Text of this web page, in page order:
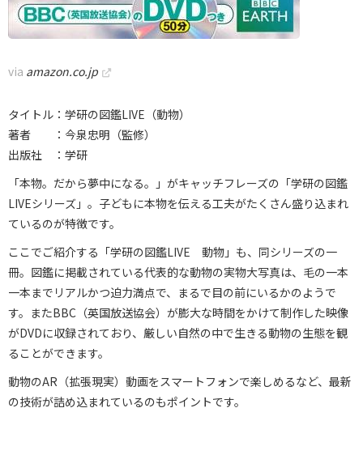
via amazon.co.jp
タイトル：学研の図鑑LIVE（動物）
著者 ：今泉忠明（監修）
出版社 ：学研
「本物。だから夢中になる。」がキャッチフレーズの「学研の図鑑
LIVEシリーズ」。子どもに本物を伝える工夫がたくさん盛り込まれ
ているのが特徴です。
ここでご紹介する「学研の図鑑LIVE 動物」も、同シリーズの一
冊。図鑑に掲載されている代表的な動物の実物大写真は、毛の一本
一本までリアルかつ迫力満点で、まるで目の前にいるかのようで
す。またBBC（英国放送協会）が膨大な時間をかけて制作した映像
がDVDに収録されており、厳しい自然の中で生きる動物の生態を観
ることができます。
動物のAR（拡張現実）動画をスマートフォンで楽しめるなど、最新
の技術が詰め込まれているのもポイントです。